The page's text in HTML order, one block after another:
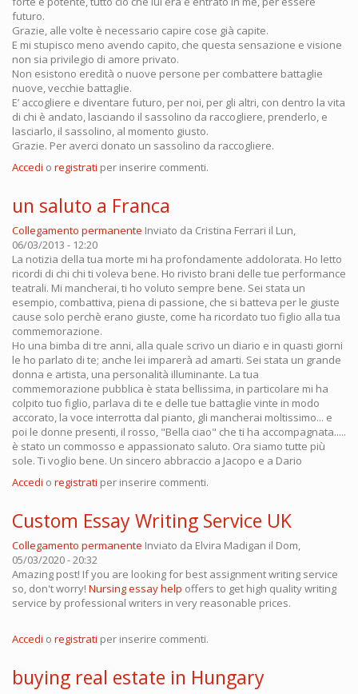
futuro.
Grazie, alle volte è necessario capire cose già capite.
E mi stupisco meno avendo capito, che questa sensazione e visione
non sia privilegio di amore privato.
Non esistono eredità o nuove persone per combattere battaglie
nuove, vecchie battaglie.
E’ accogliere e diventare futuro, per noi, per gli altri, con dentro la vita
di chi è andato, lasciando il sassolino da raccogliere, prenderlo, e
lasciarlo, il sassolino, al momento giusto.
Grazie. Per averci donato un sassolino da raccogliere.
Accedi o registrati per inserire commenti.
un saluto a Franca
Collegamento permanente Inviato da Cristina Ferrari il Lun,
06/03/2013 - 12:20
La notizia della tua morte mi ha profondamente addolorata. Ho letto
ricordi di chi chi ti voleva bene. Ho rivisto brani delle tue performance
teatrali. Mi mancherai, ti ho voluto sempre bene. Sei stata un
esempio, combattiva, piena di passione, che si batteva per le giuste
cause solo perchè erano giuste, come ha ricordato tuo figlio alla tua
commemorazione.
Ho una bimba di tre anni, alla quale scrivo un diario e in quasti giorni
le ho parlato di te; anche lei imparerà ad amarti. Sei stata un grande
donna e artista, una personalità illuminante. La tua
commemorazione pubblica è stata bellissima, in particolare mi ha
colpito tuo figlio, parlava di te e delle tue battaglie vinte in modo
accorato, la voce interrotta dal pianto, gli mancherai moltissimo... e
poi le donne presenti, il rosso, "Bella ciao" che ti ha accompagnata.....
è stato un commosso e appassionato saluto. Ora siamo tutte più
sole. Ti voglio bene. Un sincero abbraccio a Jacopo e a Dario
Accedi o registrati per inserire commenti.
Custom Essay Writing Service UK
Collegamento permanente Inviato da Elvira Madigan il Dom,
05/03/2020 - 20:32
Amazing post! If you are looking for best assignment writing service
so, don't worry! Nursing essay help offers to get high quality writing
service by professional writers in very reasonable prices.
Accedi o registrati per inserire commenti.
buying real estate in Hungary